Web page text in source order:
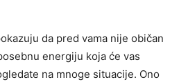
da pred vama nije običan
energiju koja će vas
na mnoge situacije. Ono